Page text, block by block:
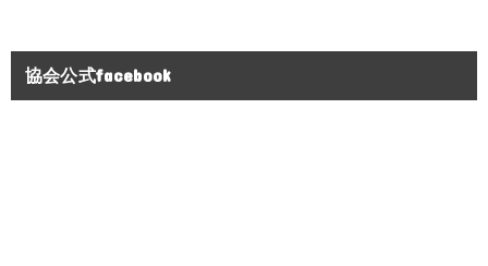
協会公式facebook